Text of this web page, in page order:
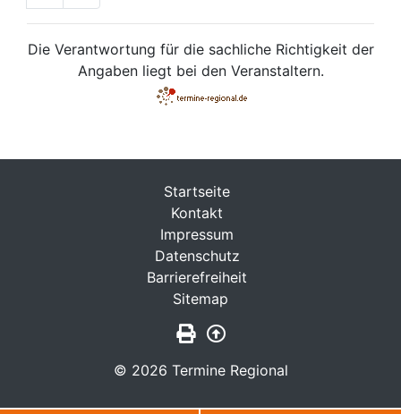
Die Verantwortung für die sachliche Richtigkeit der
Angaben liegt bei den Veranstaltern.
© 2026 Termine Regional
Startseite
Kontakt
Impressum
Datenschutz
Barrierefreiheit
Sitemap
Seite drucken
Zurück nach oben